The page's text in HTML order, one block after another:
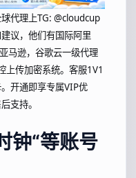
代理上TG: @cloudcup
议，他们有国际阿里
马逊，谷歌云一级代理
上传加密系统。客服1V1
开通即享专属VIP优
支持。
钟“等账号